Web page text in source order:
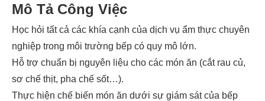
Mô Tả Công Việc
Học hỏi tất cả các khía cạnh của dịch vụ ẩm thực chuyên
nghiệp trong môi trường bếp có quy mô lớn.
Hỗ trợ chuẩn bị nguyên liệu cho các món ăn (cắt rau củ,
sơ chế thịt, pha chế sốt…).
Thực hiện chế biến món ăn dưới sự giám sát của bếp